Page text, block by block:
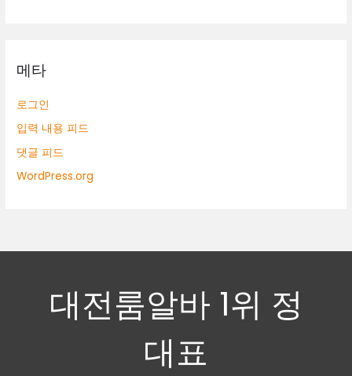
메타
로그인
입력 내용 피드
댓글 피드
WordPress.org
대전룸알바 1위 정
대표